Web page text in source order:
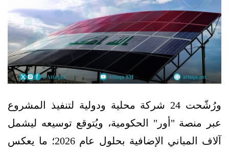
ورُشّحت 24 شركة محلية ودولية لتنفيذ المشروع
عبر منصة "أور" الحكومية، ويُتوقع توسيعه ليشمل
آلاف المباني الإضافية بحلول عام 2026؛ ما يعكس